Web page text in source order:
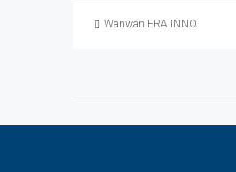
Wanwan ERA INNO